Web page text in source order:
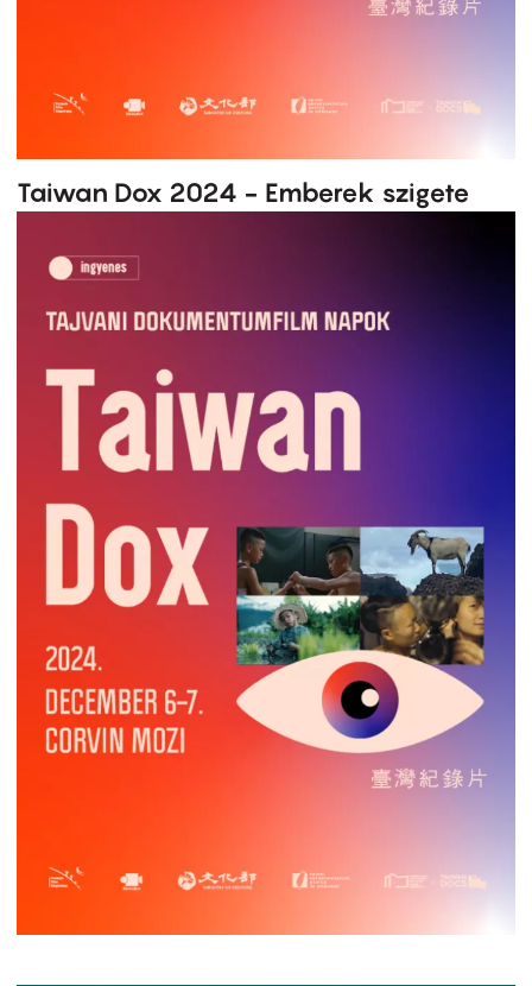
Taiwan Dox 2024 - Emberek szigete